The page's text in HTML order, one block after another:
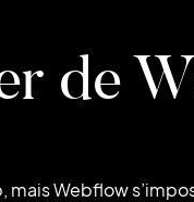
de
Webflow